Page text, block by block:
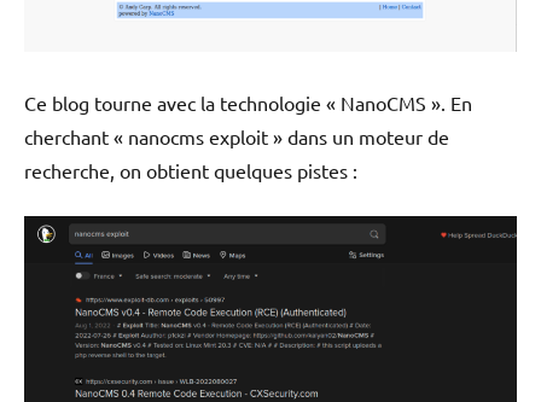
Ce blog tourne avec la technologie « NanoCMS ». En
cherchant « nanocms exploit » dans un moteur de
recherche, on obtient quelques pistes :